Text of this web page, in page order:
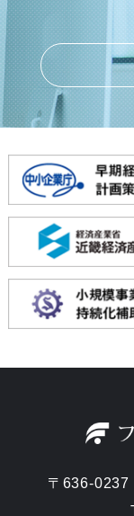
〒636-0237